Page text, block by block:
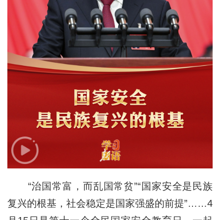
“治国常富，而乱国常贫”“国家安全是民族
复兴的根基，社会稳定是国家强盛的前提”……4